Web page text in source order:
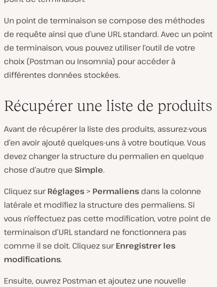
Un point de terminaison se compose des méthodes
de requête ainsi que d’une URL standard. Avec un point
de terminaison, vous pouvez utiliser l’outil de votre
choix (Postman ou Insomnia) pour accéder à
différentes données stockées.
Récupérer une liste de produits
Avant de récupérer la liste des produits, assurez-vous
d’en avoir ajouté quelques-uns à votre boutique. Vous
devez changer la structure du permalien en quelque
chose d’autre que Simple.
Cliquez surRéglages > Permaliens dans la colonne
latérale et modifiez la structure des permaliens. Si
vous n’effectuez pas cette modification, votre point de
terminaison d’URL standard ne fonctionnera pas
comme il se doit. Cliquez surEnregistrer les
modifications.
Ensuite, ouvrez Postman et ajoutez une nouvelle